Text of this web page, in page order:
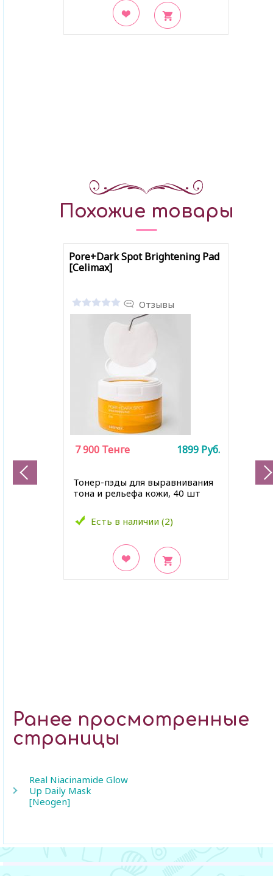
Похожие товары
Pore+Dark Spot Brightening Pad
[Celimax]
Отзывы
Тонер-пэды для выравнивания
тона и рельефа кожи, 40 шт
Есть в наличии (2)
7 900 Тенге 1899 Руб.
Ранее просмотренные
страницы
Real Niacinamide Glow
Up Daily Mask
[Neogen]